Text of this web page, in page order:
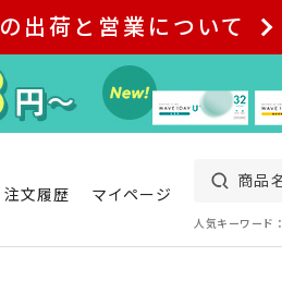
出荷と営業について
注文履歴 マイページ
人気キーワード：